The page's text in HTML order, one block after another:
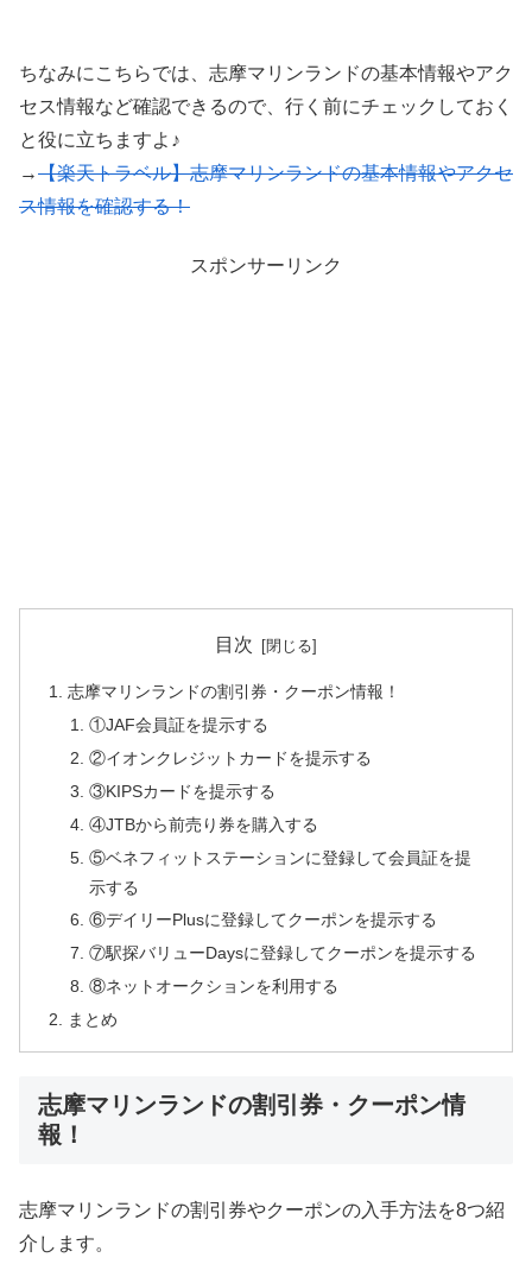
ちなみにこちらでは、志摩マリンランドの基本情報やアク
セス情報など確認できるので、行く前にチェックしておく
と役に立ちますよ♪
→【楽天トラベル】志摩マリンランドの基本情報やアクセ
ス情報を確認する！
スポンサーリンク
目次
志摩マリンランドの割引券・クーポン情報！
①JAF会員証を提示する
②イオンクレジットカードを提示する
③KIPSカードを提示する
④JTBから前売り券を購入する
⑤ベネフィットステーションに登録して会員証を提
示する
⑥デイリーPlusに登録してクーポンを提示する
⑦駅探バリューDaysに登録してクーポンを提示する
⑧ネットオークションを利用する
まとめ
志摩マリンランドの割引券・クーポン情
報！
志摩マリンランドの割引券やクーポンの入手方法を8つ紹
介します。